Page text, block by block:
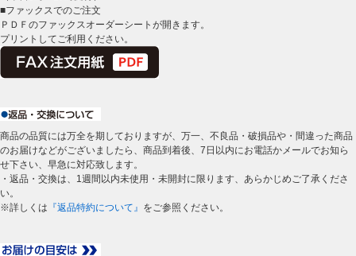
■ファックスでのご注文
ＰＤＦのファックスオーダーシートが開きます。
プリントしてご利用ください。
商品の品質には万全を期しておりますが、万一、不良品・破損品や・間違った商品
のお届けなどがございましたら、商品到着後、7日以内にお電話かメールでお知ら
せ下さい、早急に対応致します。
・返品・交換は、1週間以内未使用・未開封に限ります、あらかじめご了承くださ
い。
※詳しくは 『返品特約について』 をご参照ください。